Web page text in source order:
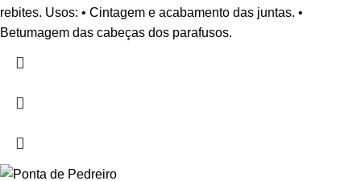
rebites. Usos: • Cintagem e acabamento das juntas. •
Betumagem das cabeças dos parafusos.